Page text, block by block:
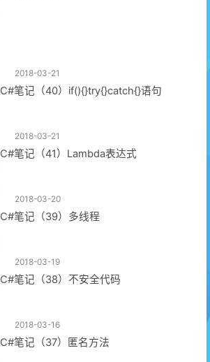
2018-03-21
C#笔记（40）if(){}try{}catch{}语句
2018-03-21
C#笔记（41）Lambda表达式
2018-03-20
C#笔记（39）多线程
2018-03-19
C#笔记（38）不安全代码
2018-03-16
C#笔记（37）匿名方法